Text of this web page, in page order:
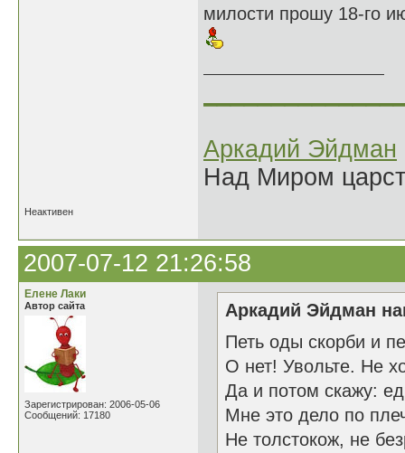
милости прошу 18-го
Аркадий Эйдман
Над Миром
Неактивен
2007-07-12 21:26:58
Елене Лаки
Автор сайта
Зарегистрирован: 2006-05-06
Сообщений: 17180
Аркадий Эйдман
Петь оды скорби и
О нет! Увольте. Не
Да и потом скажу:
Мне это дело по
Не толстокож, не